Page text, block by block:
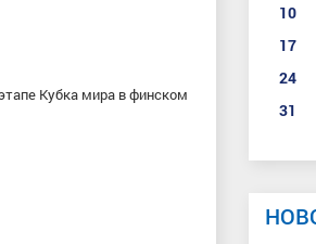
Кубка мира в финском
10
17
24
31